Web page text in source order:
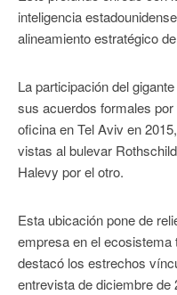
inteligencia
alineamiento estratégico
La participación del
sus acuerdos formales
oficina en Tel Aviv en
vistas al bulevar
Halevy por el otro.
Esta ubicación pone de
empresa en el
destacó los estrechos
entrevista de diciembre